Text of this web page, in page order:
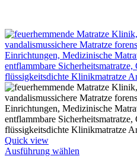
Quick view
Ausführung wählen